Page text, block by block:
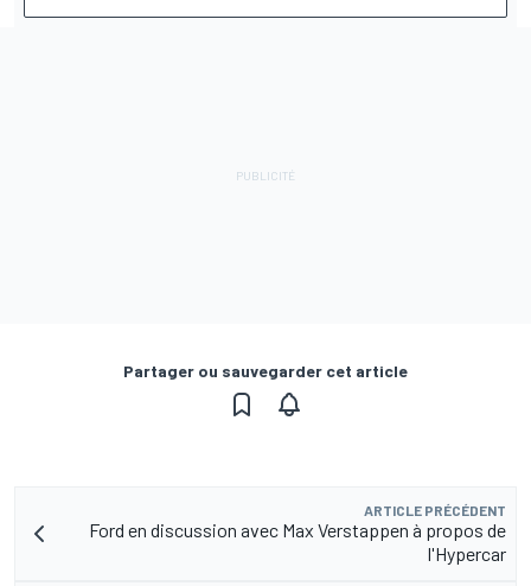
Partager ou sauvegarder cet article
ARTICLE PRÉCÉDENT
Ford en discussion avec Max Verstappen à propos de
l'Hypercar